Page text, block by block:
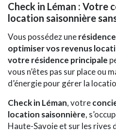
Check in Léman : Votre
location saisonnière
Vous possédez une
optimiser vos revenus
votre résidence principale
vous n’êtes pas sur place ou
d’énergie pour gérer la
Check in Léman, votre
location saisonnière,
Haute-Savoie et sur les rives